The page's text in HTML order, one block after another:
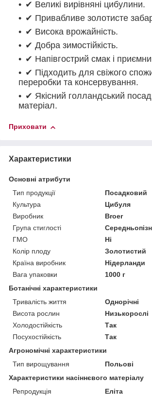
✔ Великі вирівняні цибулини.
✔ Привабливе золотисте
✔ Висока врожайність.
✔ Добра зимостійкість.
✔ Напівгострий смак і
✔ Підходить для свіжого
переробки та консервування.
✔ Якісний голландський
матеріал.
Приховати
Характеристики
Основні атрибути
Тип продукції
Посадковий
Культура
Цибуля
Виробник
Broer
Група стиглості
ГМО
Ні
Колір плоду
Золотистий
Країна виробник
Нідерланди
Вага упаковки
1000 г
Ботанічні характеристики
Тривалість життя
Однорічні
Висота рослин
Низькорослі
Холодостійкість
Так
Посухостійкість
Так
Агрономічні характеристики
Тип вирощування
Польові
Характеристики насіннєвого матеріалу
Репродукція
Еліта